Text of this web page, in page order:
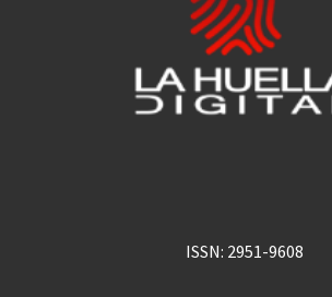
ISSN: 2951-9608